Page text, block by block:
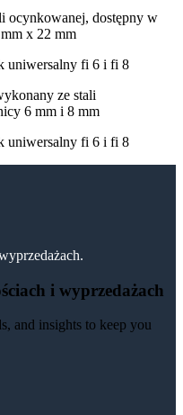
ocynkowanej, dostępny w
x 22 mm
ze stali
6 mm i 8 mm
i wyprzedażach
and insights to keep you